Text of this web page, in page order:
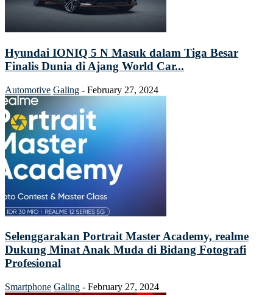
Hyundai IONIQ 5 N Masuk dalam Tiga Besar
Finalis Dunia di Ajang World Car...
Automotive Galing - February 27, 2024
Selenggarakan Portrait Master Academy, realme
Dukung Minat Anak Muda di Bidang Fotografi
Profesional
Smartphone Galing - February 27, 2024